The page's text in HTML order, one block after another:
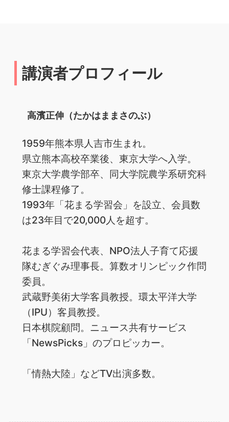
講演者プロフィール
高濱正伸（たかはままさのぶ）
1959年熊本県人吉市生まれ。
県立熊本高校卒業後、東京大学へ入学。
東京大学農学部卒、同大学院農学系研究科
修士課程修了。
1993年「花まる学習会」を設立、会員数
は23年目で20,000人を超す。
花まる学習会代表、NPO法人子育て応援
隊むぎぐみ理事長。算数オリンピック作問
委員。
武蔵野美術大学客員教授。環太平洋大学
（IPU）客員教授。
日本棋院顧問。ニュース共有サービス
「NewsPicks」のプロピッカー。
「情熱大陸」などTV出演多数。